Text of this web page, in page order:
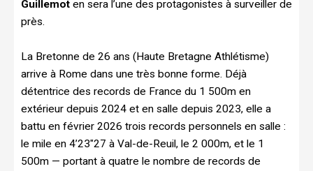
Guillemot en sera l’une des protagonistes à surveiller de
près.
La Bretonne de 26 ans (Haute Bretagne Athlétisme)
arrive à Rome dans une très bonne forme. Déjà
détentrice des records de France du 1 500m en
extérieur depuis 2024 et en salle depuis 2023, elle a
battu en février 2026 trois records personnels en salle :
le mile en 4’23″27 à Val-de-Reuil, le 2 000m, et le 1
500m — portant à quatre le nombre de records de